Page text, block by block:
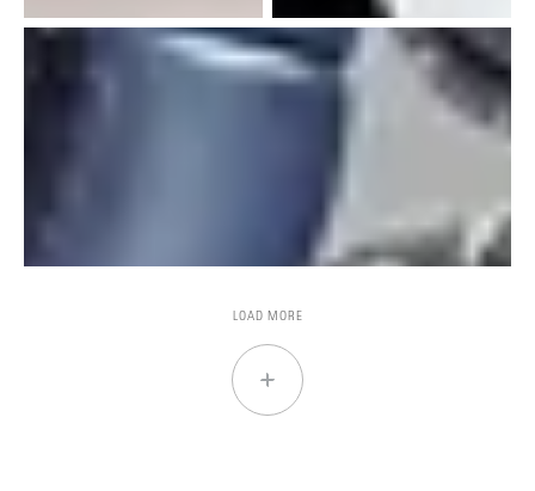
LOAD MORE